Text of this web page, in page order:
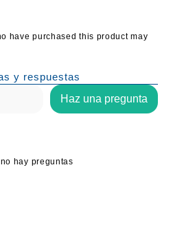
have purchased this product may
y respuestas
Haz una pregunta
hay preguntas